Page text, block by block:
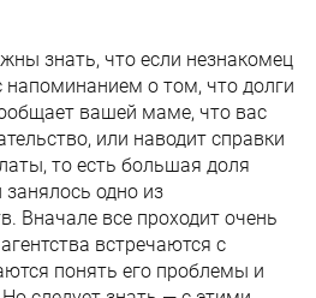
знать, что если незнакомец
о том, что долги
вашей маме, что вас
или наводит справки
то есть большая доля
одно из
Вначале все проходит очень
встречаются с
понять его проблемы и